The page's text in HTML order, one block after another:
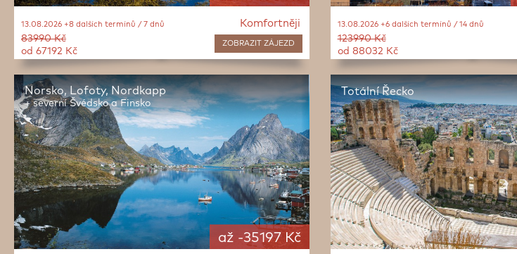
Komfortněji
ZOBRAZIT ZÁJEZD
13.08.2026 +8 dalších termínů / 7 dnů
83990 Kč
od 67192 Kč
13.08.2026 +6 dalších termínů / 14 dnů
123990 Kč
od 88032 Kč
až -35197 Kč
Norsko, Lofoty, Nordkapp
+ severní Švédsko a Finsko
Totální Řecko